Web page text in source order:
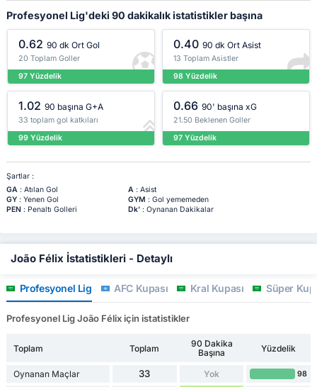
Profesyonel Lig'deki 90 dakikalık istatistikler başına
0.62 90 dk Ort Gol
20 Toplam Goller
97 Yüzdelik
0.40 90 dk Ort Asist
13 Toplam Asistler
98 Yüzdelik
1.02 90 başına G+A
33 toplam gol katkıları
99 Yüzdelik
0.66 90' başına xG
21.50 Beklenen Goller
97 Yüzdelik
Şartlar :
GA: Atılan Gol A: Asist
GY: Yenen Gol GYM : Gol yememeden
PEN : Penaltı Golleri Dk': Oynanan Dakikalar
João Félix İstatistikleri - Detaylı
Profesyonel Lig AFC Kupası Kral Kupası Süper
Profesyonel Lig João Félix için istatistikler
Toplam Toplam
90 Dakika
Başına
Yüzdelik
Oynanan Maçlar 33 Yok 98